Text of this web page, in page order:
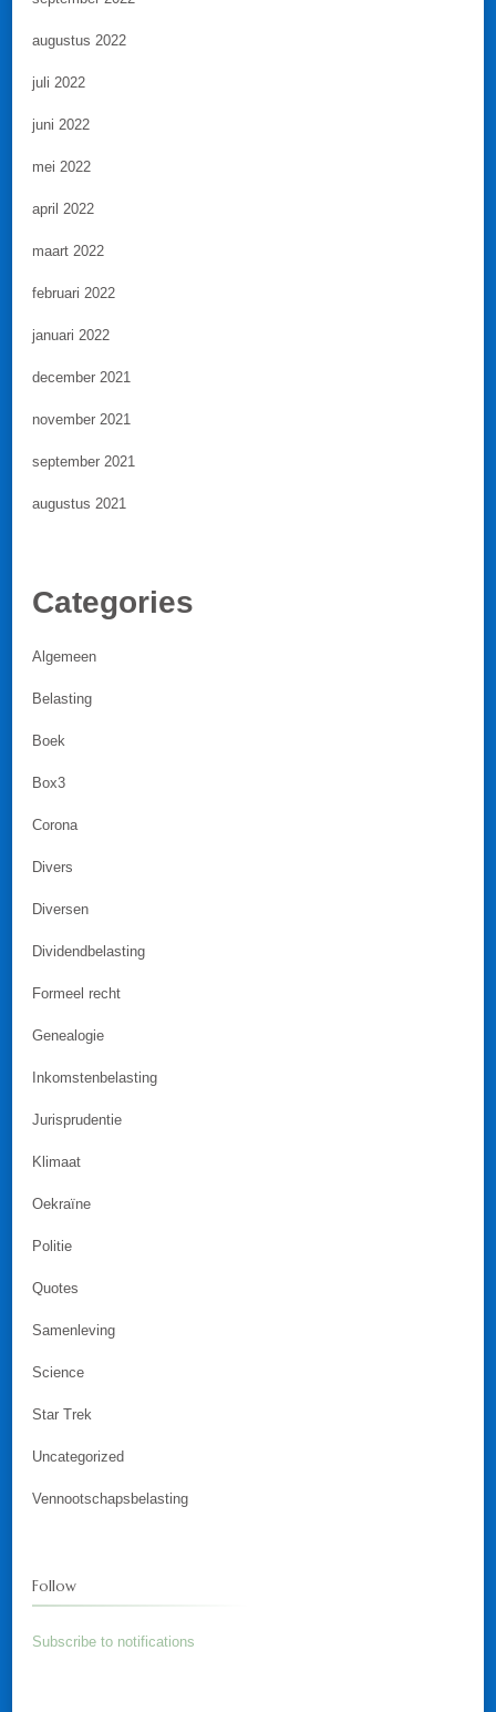
augustus 2022
juli 2022
juni 2022
mei 2022
april 2022
maart 2022
februari 2022
januari 2022
december 2021
november 2021
september 2021
augustus 2021
Categories
Algemeen
Belasting
Boek
Box3
Corona
Divers
Diversen
Dividendbelasting
Formeel recht
Genealogie
Inkomstenbelasting
Jurisprudentie
Klimaat
Oekraïne
Politie
Quotes
Samenleving
Science
Star Trek
Uncategorized
Vennootschapsbelasting
Follow
Subscribe to notifications